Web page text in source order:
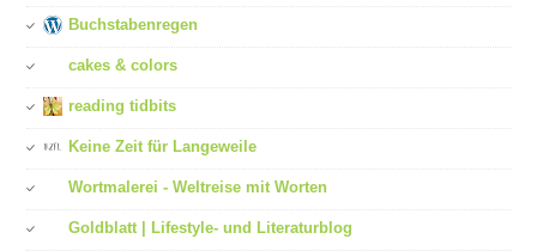
Buchstabenregen
cakes & colors
reading tidbits
Keine Zeit für Langeweile
Wortmalerei - Weltreise mit Worten
Goldblatt | Lifestyle- und Literaturblog